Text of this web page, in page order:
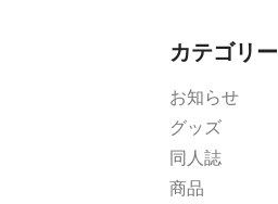
カテゴリー
お知らせ
グッズ
同人誌
商品